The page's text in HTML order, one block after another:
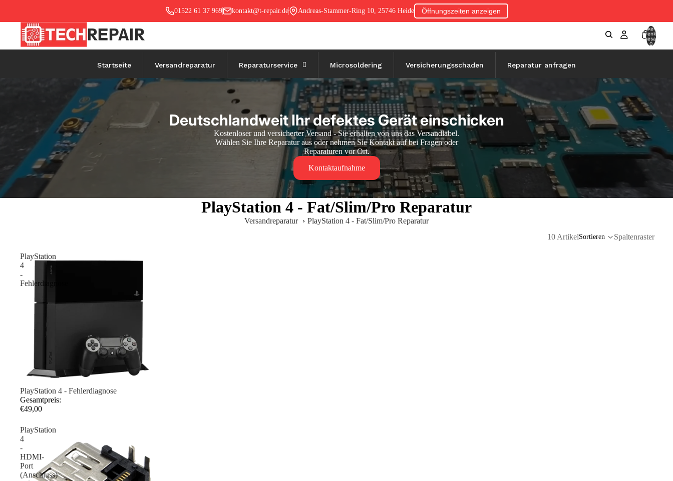
01522 61 37 969 kontakt@t-repair.de Andreas-Stammer-Ring 10, 25746 Heide Öffnungszeiten anzeigen
Artikel im
Warenkorb
insgesamt:
0
Startseite Versandreparatur Reparaturservice Microsoldering Versicherungsschaden Reparatur anfragen
Deutschlandweit Ihr defektes Gerät einschicken
Kostenloser und versicherter Versand - Sie erhalten von uns das Versandlabel.
Wählen Sie Ihre Reparatur aus oder nehmen Sie Kontakt auf bei Fragen oder
Reparaturen vor Ort.
Kontaktaufnahme
PlayStation 4 - Fat/Slim/Pro Reparatur
Versandreparatur › PlayStation 4 - Fat/Slim/Pro Reparatur
10 ArtikelSortieren Spaltenraster
PlayStation
4
-
Fehlerdiagnose
PlayStation 4 - Fehlerdiagnose
Gesamtpreis:
€49,00
PlayStation
4
-
HDMI-
Port
(Anschluss)